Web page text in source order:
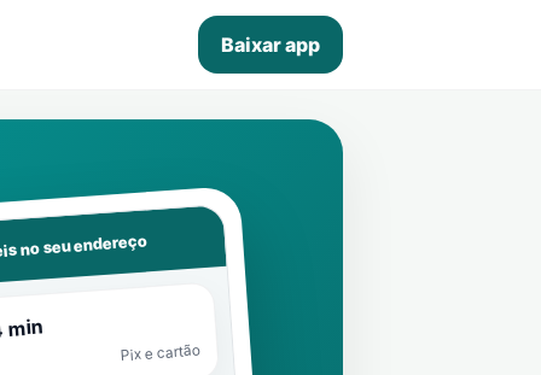
Baixar app
no seu endereço
min
Pix e cartão